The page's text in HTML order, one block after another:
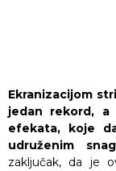
Ekranizacijom
jedan rekord, a
efekata, koje
udruženim
zaključak, da je